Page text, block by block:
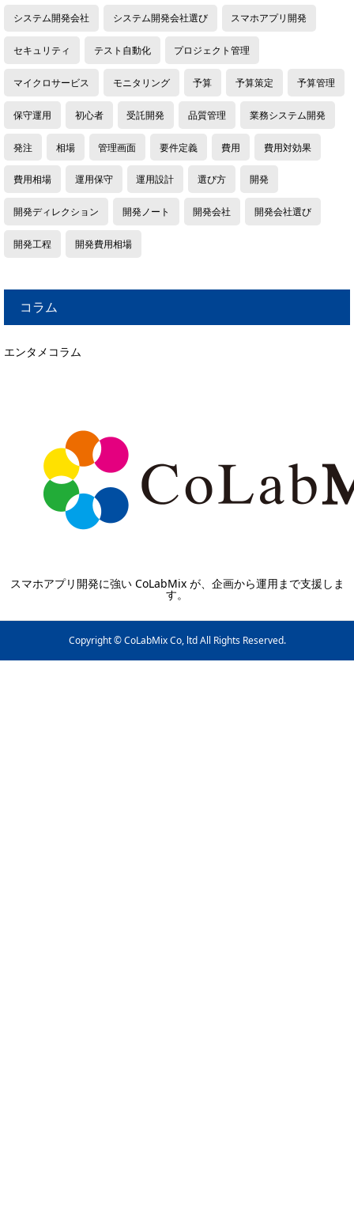
システム開発会社 システム開発会社選び スマホアプリ開発
セキュリティ テスト自動化 プロジェクト管理
マイクロサービス モニタリング 予算 予算策定 予算管理
保守運用 初心者 受託開発 品質管理 業務システム開発
発注 相場 管理画面 要件定義 費用 費用対効果
費用相場 運用保守 運用設計 選び方 開発
開発ディレクション 開発ノート 開発会社 開発会社選び
開発工程 開発費用相場
コラム
エンタメコラム
スマホアプリ開発に強い CoLabMix が、企画から運用まで支援しま
す。
Copyright © CoLabMix Co, ltd All Rights Reserved.